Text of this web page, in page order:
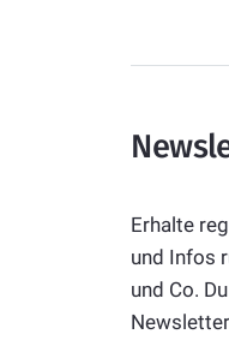
Erhalte
und Infos
und Co.